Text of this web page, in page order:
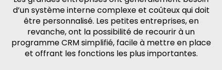
d’un système interne complexe et coûteux qui doit
être personnalisé. Les petites entreprises, en
revanche, ont la possibilité de recourir à un
programme CRM simplifié, facile à mettre en place
et offrant les fonctions les plus importantes.